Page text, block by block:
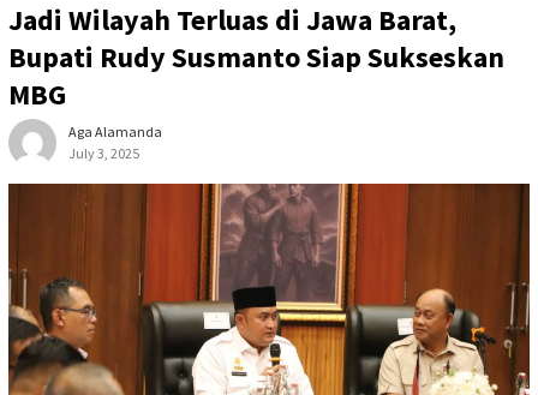
Jadi Wilayah Terluas di Jawa Barat,
Bupati Rudy Susmanto Siap Sukseskan
MBG
Aga Alamanda
July 3, 2025